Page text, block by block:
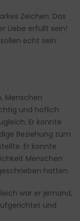
Zeichen: Das
Liebe erfüllt sein!
echt sein:
Menschen
und höflich
Er konnte
Beziehung zum
Er konnte
Menschen
hatten.
war er jemand,
und